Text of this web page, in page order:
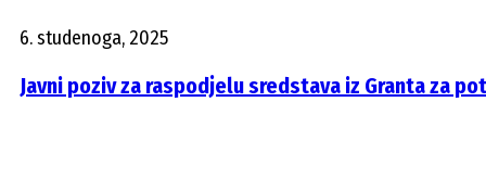
6. studenoga, 2025
Javni poziv za raspodjelu sredstava iz Granta za